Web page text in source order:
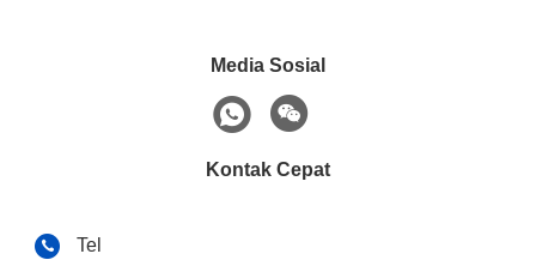
Media Sosial
Kontak Cepat
Tel